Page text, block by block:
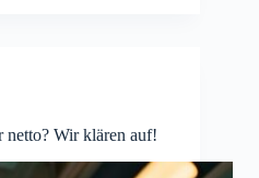
netto? Wir klären auf!